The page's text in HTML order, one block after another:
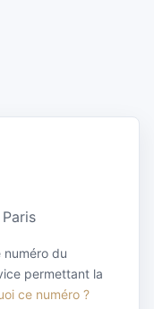
numéro du
permettant la
ce numéro ?